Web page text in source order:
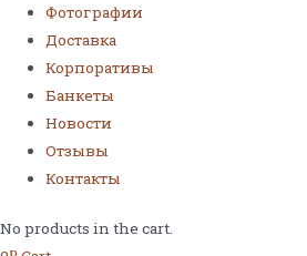
Фотографии
Доставка
Корпоративы
Банкеты
Новости
Отзывы
Контакты
No products in the cart.